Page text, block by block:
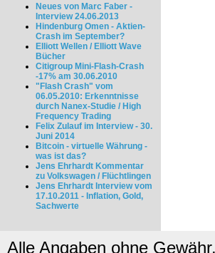
Neues von Marc Faber -
Interview 24.06.2013
Hindenburg Omen - Aktien-
Crash im September?
Elliott Wellen / Elliott Wave
Bücher
Citigroup Mini-Flash-Crash
-17% am 30.06.2010
"Flash Crash" vom
06.05.2010: Erkenntnisse
durch Nanex-Studie / High
Frequency Trading
Felix Zulauf im Interview - 30.
Juni 2014
Bitcoin - virtuelle Währung -
was ist das?
Jens Ehrhardt Kommentar
zu Volkswagen / Flüchtlingen
Jens Ehrhardt Interview vom
17.10.2011 - Inflation, Gold,
Sachwerte
Alle Angaben ohne